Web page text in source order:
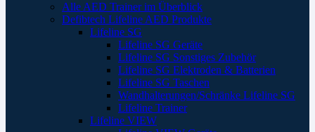
Alle AED Trainer im Überblick
Defibtech Lifeline AED Produkte
Lifeline SG
Lifeline SG Geräte
Lifeline SG Sonstiges Zubehör
Lifeline SG Elektroden & Batterien
Lifeline SG Taschen
Wandhalterungen/Schränke Lifeline SG
Lifeline Trainer
Lifeline VIEW